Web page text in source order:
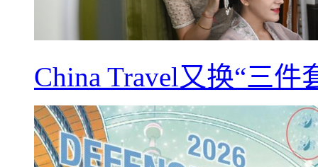
China Travel又换“三